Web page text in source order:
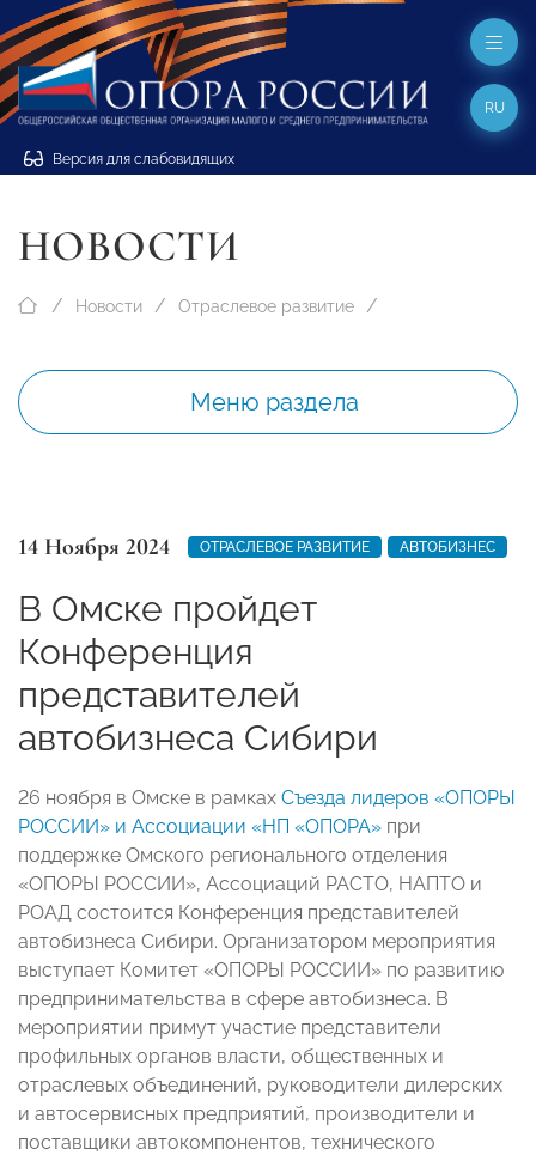
Версия для слабовидящих
RU
НОВОСТИ
Новости Отраслевое развитие
Меню раздела
14 Ноября 2024 ОТРАСЛЕВОЕ РАЗВИТИЕ АВТОБИЗНЕС
В Омске пройдет
Конференция
представителей
автобизнеса Сибири
26 ноября в Омске в рамках Съезда лидеров «ОПОРЫ
РОССИИ» и Ассоциации «НП «ОПОРА» при
поддержке Омского регионального отделения
«ОПОРЫ РОССИИ», Ассоциаций РАСТО, НАПТО и
РОАД состоится Конференция представителей
автобизнеса Сибири. Организатором мероприятия
выступает Комитет «ОПОРЫ РОССИИ» по развитию
предпринимательства в сфере автобизнеса. В
мероприятии примут участие представители
профильных органов власти, общественных и
отраслевых объединений, руководители дилерских
и автосервисных предприятий, производители и
поставщики автокомпонентов, технического